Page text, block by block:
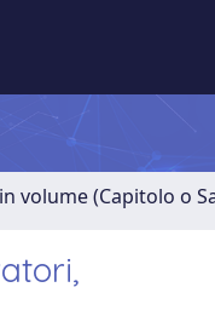
volume (Capitolo o